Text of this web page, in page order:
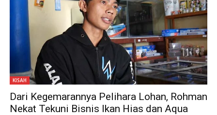
KISAH
Dari Kegemarannya Pelihara Lohan, Rohman
Nekat Tekuni Bisnis Ikan Hias dan Aqua